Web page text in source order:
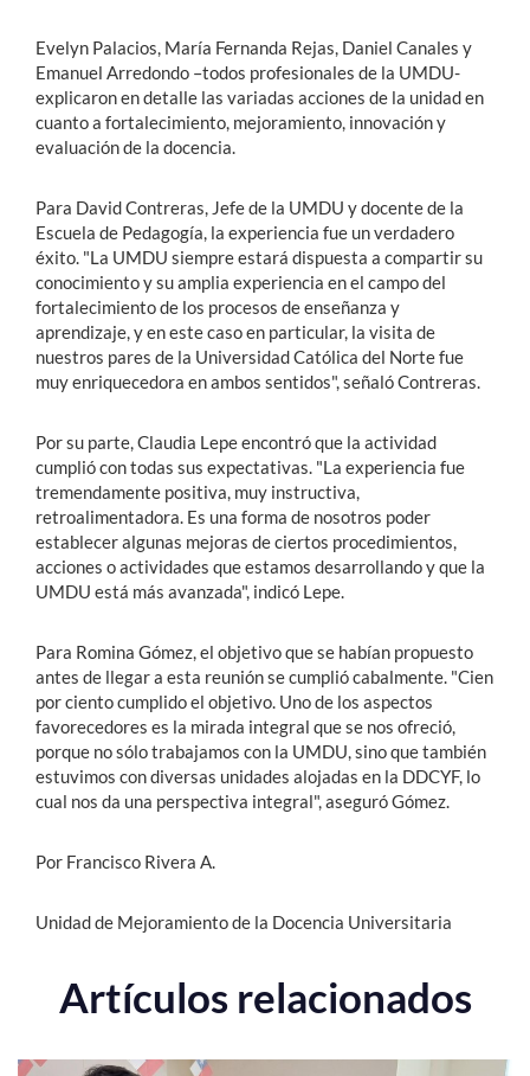
Evelyn Palacios, María Fernanda Rejas, Daniel Canales y
Emanuel Arredondo –todos profesionales de la UMDU-
explicaron en detalle las variadas acciones de la unidad en
cuanto a fortalecimiento, mejoramiento, innovación y
evaluación de la docencia.
Para David Contreras, Jefe de la UMDU y docente de la
Escuela de Pedagogía, la experiencia fue un verdadero
éxito. "La UMDU siempre estará dispuesta a compartir su
conocimiento y su amplia experiencia en el campo del
fortalecimiento de los procesos de enseñanza y
aprendizaje, y en este caso en particular, la visita de
nuestros pares de la Universidad Católica del Norte fue
muy enriquecedora en ambos sentidos", señaló Contreras.
Por su parte, Claudia Lepe encontró que la actividad
cumplió con todas sus expectativas. "La experiencia fue
tremendamente positiva, muy instructiva,
retroalimentadora. Es una forma de nosotros poder
establecer algunas mejoras de ciertos procedimientos,
acciones o actividades que estamos desarrollando y que la
UMDU está más avanzada", indicó Lepe.
Para Romina Gómez, el objetivo que se habían propuesto
antes de llegar a esta reunión se cumplió cabalmente. "Cien
por ciento cumplido el objetivo. Uno de los aspectos
favorecedores es la mirada integral que se nos ofreció,
porque no sólo trabajamos con la UMDU, sino que también
estuvimos con diversas unidades alojadas en la DDCYF, lo
cual nos da una perspectiva integral", aseguró Gómez.
Por Francisco Rivera A.
Unidad de Mejoramiento de la Docencia Universitaria
Artículos relacionados